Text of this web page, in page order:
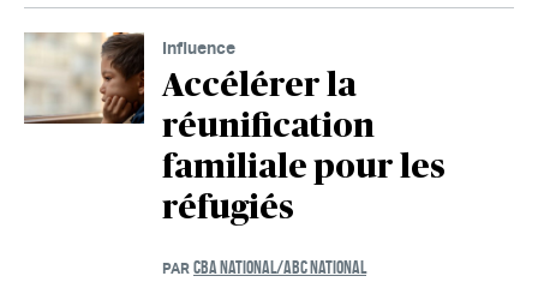
Influence
Accélérer la
réunification
familiale pour les
réfugiés
PAR CBA NATIONAL/ABC NATIONAL